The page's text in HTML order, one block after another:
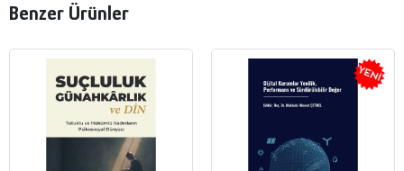
Benzer Ürünler